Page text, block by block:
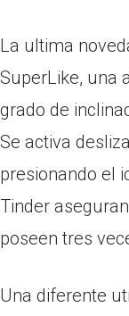
La ultima
SuperLike, una
grado de
Se activa
presionando el
Tinder
poseen tres
Una diferente